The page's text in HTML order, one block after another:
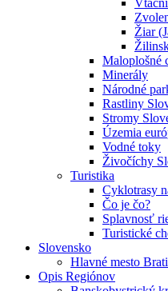
Žiar
Maloplošné
Minerály
Národné
Rastliny
Stromy
Územia
Vodné toky
Živočíchy
Turistika
Cyklotrasy
Čo je čo?
Splavnosť
Turistické
Slovensko
Hlavné mesto
Opis Regiónov